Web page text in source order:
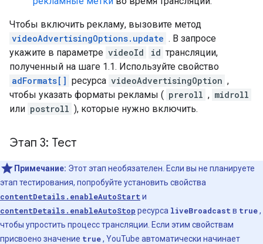
Чтобы включить рекламу, вызовите метод
videoAdvertisingOptions.update . В запросе
укажите в параметре videoId id трансляции,
полученный на шаге 1.1. Используйте свойство
adFormats[] ресурса videoAdvertisingOption ,
чтобы указать форматы рекламы ( preroll , midroll
или postroll ), которые нужно включить.
Этап 3: Тест
Примечание: Этот этап необязателен. Если вы не планируете
этап тестирования, попробуйте установить свойства
contentDetails.enableAutoStart и
contentDetails.enableAutoStop ресурса liveBroadcast в true,
чтобы упростить процесс трансляции. Если этим свойствам
присвоено значение true, YouTube автоматически начинает